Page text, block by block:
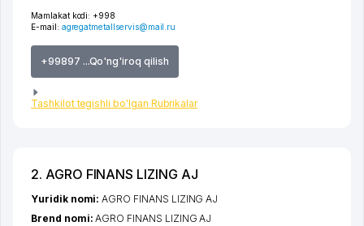
Mamlakat kodi: +998
E-mail: agregatmetallservis@mail.ru
+99897 ...Qo'ng'iroq qilish
Tashkilot tegishli bo'lgan Rubrikalar
2. AGRO FINANS LIZING AJ
Yuridik nomi:AGRO FINANS LIZING AJ
Brend nomi:AGRO FINANS LIZING AJ